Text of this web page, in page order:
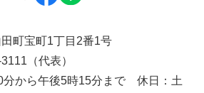
町宝町1丁目2番1号
（代表）
分から午後5時15分まで 休日：土